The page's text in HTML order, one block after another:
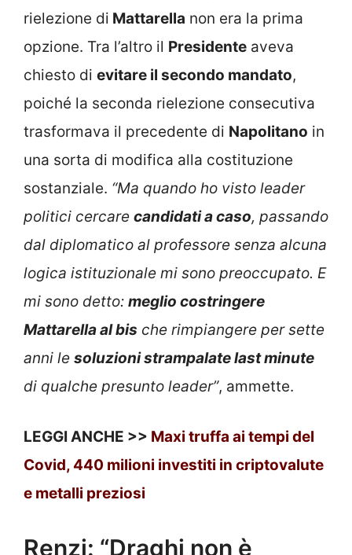
rielezione di Mattarella non era la prima
opzione. Tra l’altro il Presidente aveva
chiesto di evitare il secondo mandato,
poiché la seconda rielezione consecutiva
trasformava il precedente di Napolitano in
una sorta di modifica alla costituzione
sostanziale. “Ma quando ho visto leader
politici cercare candidati a caso, passando
dal diplomatico al professore senza alcuna
logica istituzionale mi sono preoccupato. E
mi sono detto: meglio costringere
Mattarella al bis che rimpiangere per sette
anni le soluzioni strampalate last minute
di qualche presunto leader”, ammette.
LEGGI ANCHE >> Maxi truffa ai tempi del
Covid, 440 milioni investiti in criptovalute
e metalli preziosi
Renzi: “Draghi non è